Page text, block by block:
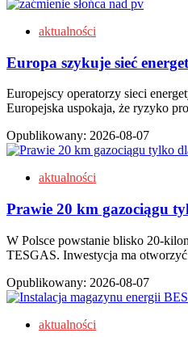
aktualności
Europa szykuje sieć
Europejscy operatorzy sieci
Europejska uspokaja, że ryzyko
Opublikowany: 2026-08-07
aktualności
Prawie 20 km gazociągu
W Polsce powstanie blisko 20-
TESGAS. Inwestycja ma
Opublikowany: 2026-08-07
aktualności